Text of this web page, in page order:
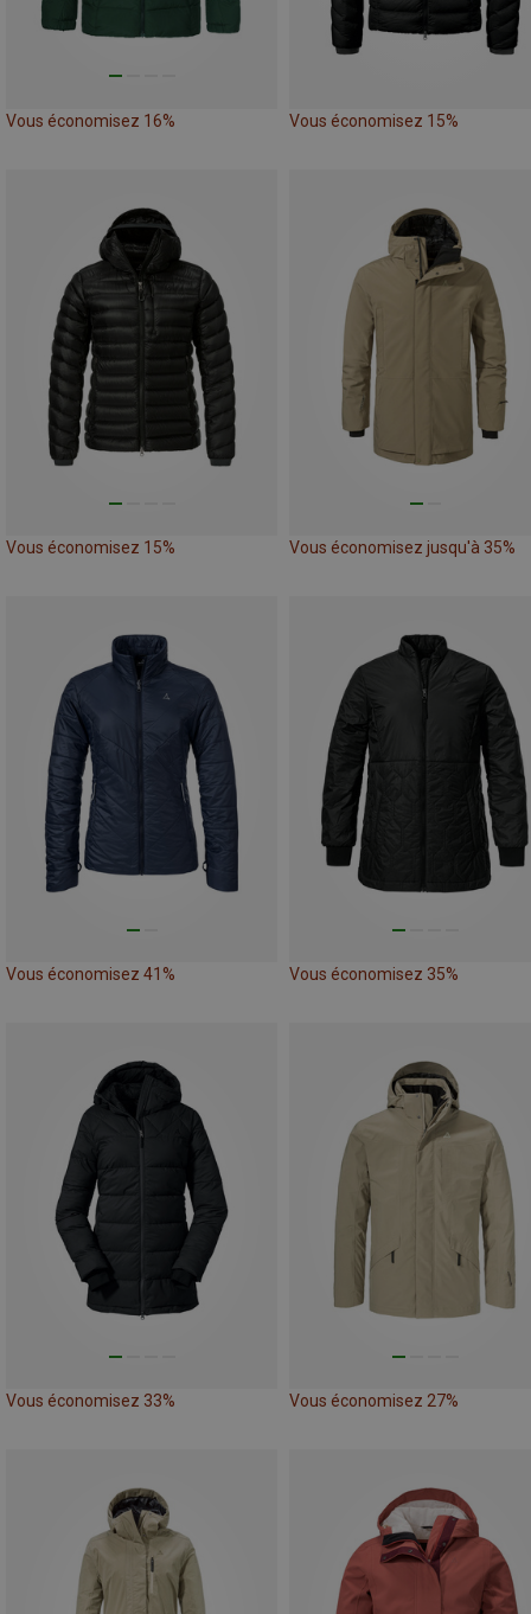
Vous économisez 16% Vous économisez 15%
Vous économisez 15% Vous économisez jusqu'à 35%
Vous économisez 41% Vous économisez 35%
Vous économisez 33% Vous économisez 27%